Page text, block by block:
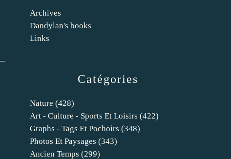
Catégories
Nature (428)
Art - Culture - Sports Et Loisirs (422)
Graphs - Tags Et Pochoirs (348)
Photos Et Paysages (343)
Ancien Temps (299)
Archives
Dandylan's books
Links